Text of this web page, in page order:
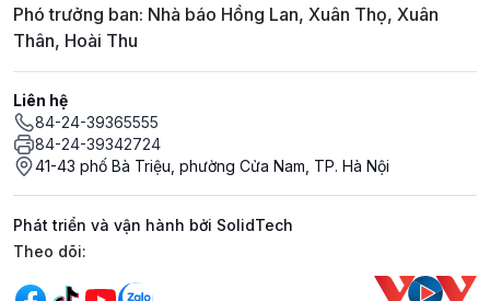
Phó trưởng ban: Nhà báo Hồng Lan, Xuân Thọ, Xuân
Thân, Hoài Thu
Liên hệ
84-24-39365555
84-24-39342724
41-43 phố Bà Triệu, phường Cửa Nam, TP. Hà Nội
Phát triển và vận hành bởi SolidTech
Mạng xã hội
Theo dõi: